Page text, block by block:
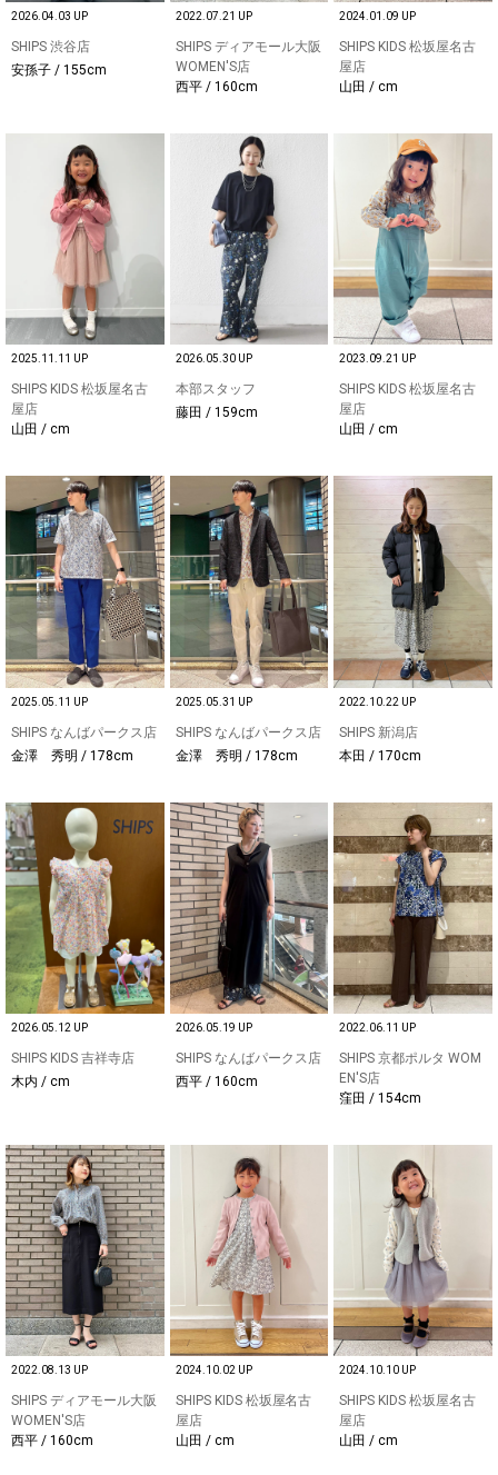
2026.04.03 UP
SHIPS 渋谷店
安孫子 / 155cm
2022.07.21 UP
SHIPS ディアモール大阪
WOMEN'S店
西平 / 160cm
2024.01.09 UP
SHIPS KIDS 松坂屋名古
屋店
山田 / cm
2025.11.11 UP
SHIPS KIDS 松坂屋名古
屋店
山田 / cm
2026.05.30 UP
本部スタッフ
藤田 / 159cm
2023.09.21 UP
SHIPS KIDS 松坂屋名古
屋店
山田 / cm
2025.05.11 UP
SHIPS なんばパークス店
金澤 秀明 / 178cm
2025.05.31 UP
SHIPS なんばパークス店
金澤 秀明 / 178cm
2022.10.22 UP
SHIPS 新潟店
本田 / 170cm
2026.05.12 UP
SHIPS KIDS 吉祥寺店
木内 / cm
2026.05.19 UP
SHIPS なんばパークス店
西平 / 160cm
2022.06.11 UP
SHIPS 京都ポルタ WOM
EN'S店
窪田 / 154cm
2022.08.13 UP
SHIPS ディアモール大阪
WOMEN'S店
西平 / 160cm
2024.10.02 UP
SHIPS KIDS 松坂屋名古
屋店
山田 / cm
2024.10.10 UP
SHIPS KIDS 松坂屋名古
屋店
山田 / cm